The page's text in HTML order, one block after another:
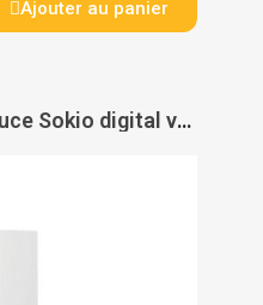
Ajouter au panier
Radiateur chaleur douce Sokio digital vertical - ATLANTIC